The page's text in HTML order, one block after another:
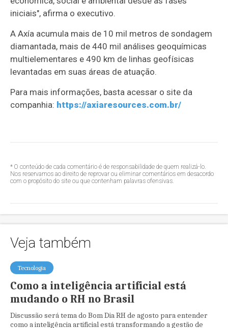
iniciais", afirma o executivo.
A Axía acumula mais de 10 mil metros de sondagem
diamantada, mais de 440 mil análises geoquímicas
multielementares e 490 km de linhas geofísicas
levantadas em suas áreas de atuação.
Para mais informações, basta acessar o site da
companhia: https://axiaresources.com.br/
* O conteúdo de cada comentário é de responsabilidade de quem realizá-lo.
Nos reservamos ao direito de reprovar ou eliminar comentários em desacordo
com o propósito do site ou que contenham palavras ofensivas.
Veja também
Tecnologia
Como a inteligência artificial está
mudando o RH no Brasil
Discussão será tema do Bom Dia RH de agosto para entender
como a inteligência artificial está transformando a gestão de